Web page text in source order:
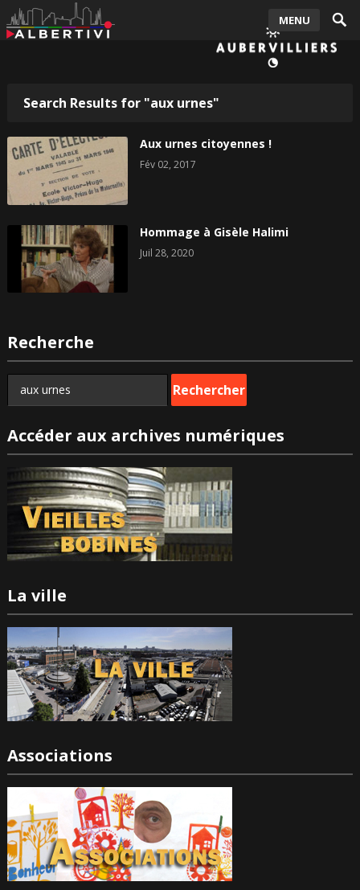
MENU
Search Results for "aux urnes"
Aux urnes citoyennes !
Fév 02, 2017
Hommage à Gisèle Halimi
Juil 28, 2020
Recherche
Accéder aux archives numériques
La ville
Associations